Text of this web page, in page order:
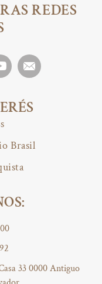
33 0000 Antiguo
REDES
Brasil